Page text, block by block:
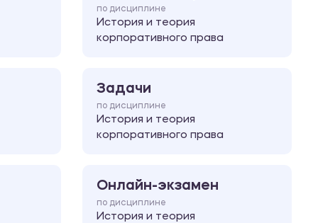
по дисциплине
История и теория
корпоративного права
Задачи
по дисциплине
История и теория
корпоративного права
Онлайн-экзамен
по дисциплине
История и теория